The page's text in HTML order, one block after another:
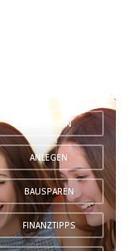
ALLGEMEIN
ANLEGEN
BAUSPAREN
FINANZTIPPS